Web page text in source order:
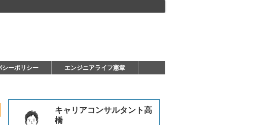
シーポリシー エンジニアライフ憲章
キャリアコンサルタント高
橋